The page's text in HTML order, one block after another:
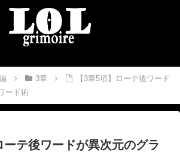
3章
【3章5項】ローテ後ワード
ード術
ーテ後ワードが異次元のグラ